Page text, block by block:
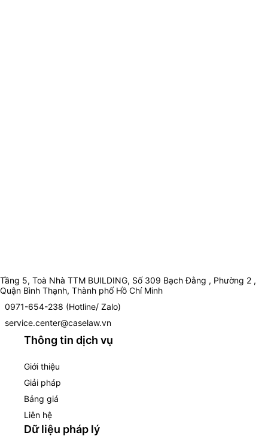
Tầng 5, Toà Nhà TTM BUILDING, Số 309 Bạch Đằng , Phường 2 ,
Quận Bình Thạnh, Thành phố Hồ Chí Minh
0971-654-238 (Hotline/ Zalo)
service.center@caselaw.vn
Thông tin dịch vụ
Giới thiệu
Giải pháp
Bảng giá
Liên hệ
Dữ liệu pháp lý